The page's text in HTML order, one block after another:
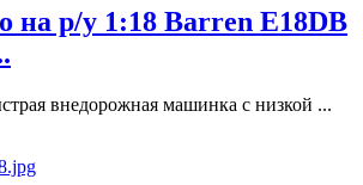
на р/у 1:18 Barren E18DB
внедорожная машинка с низкой ...